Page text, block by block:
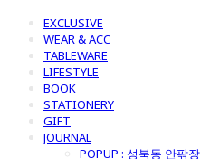
EXCLUSIVE
WEAR & ACC
TABLEWARE
LIFESTYLE
BOOK
STATIONERY
GIFT
JOURNAL
POPUP : 성북동 안팎장